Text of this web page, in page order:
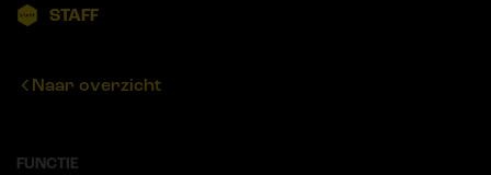
STAFF
Naar overzicht
FUNCTIE